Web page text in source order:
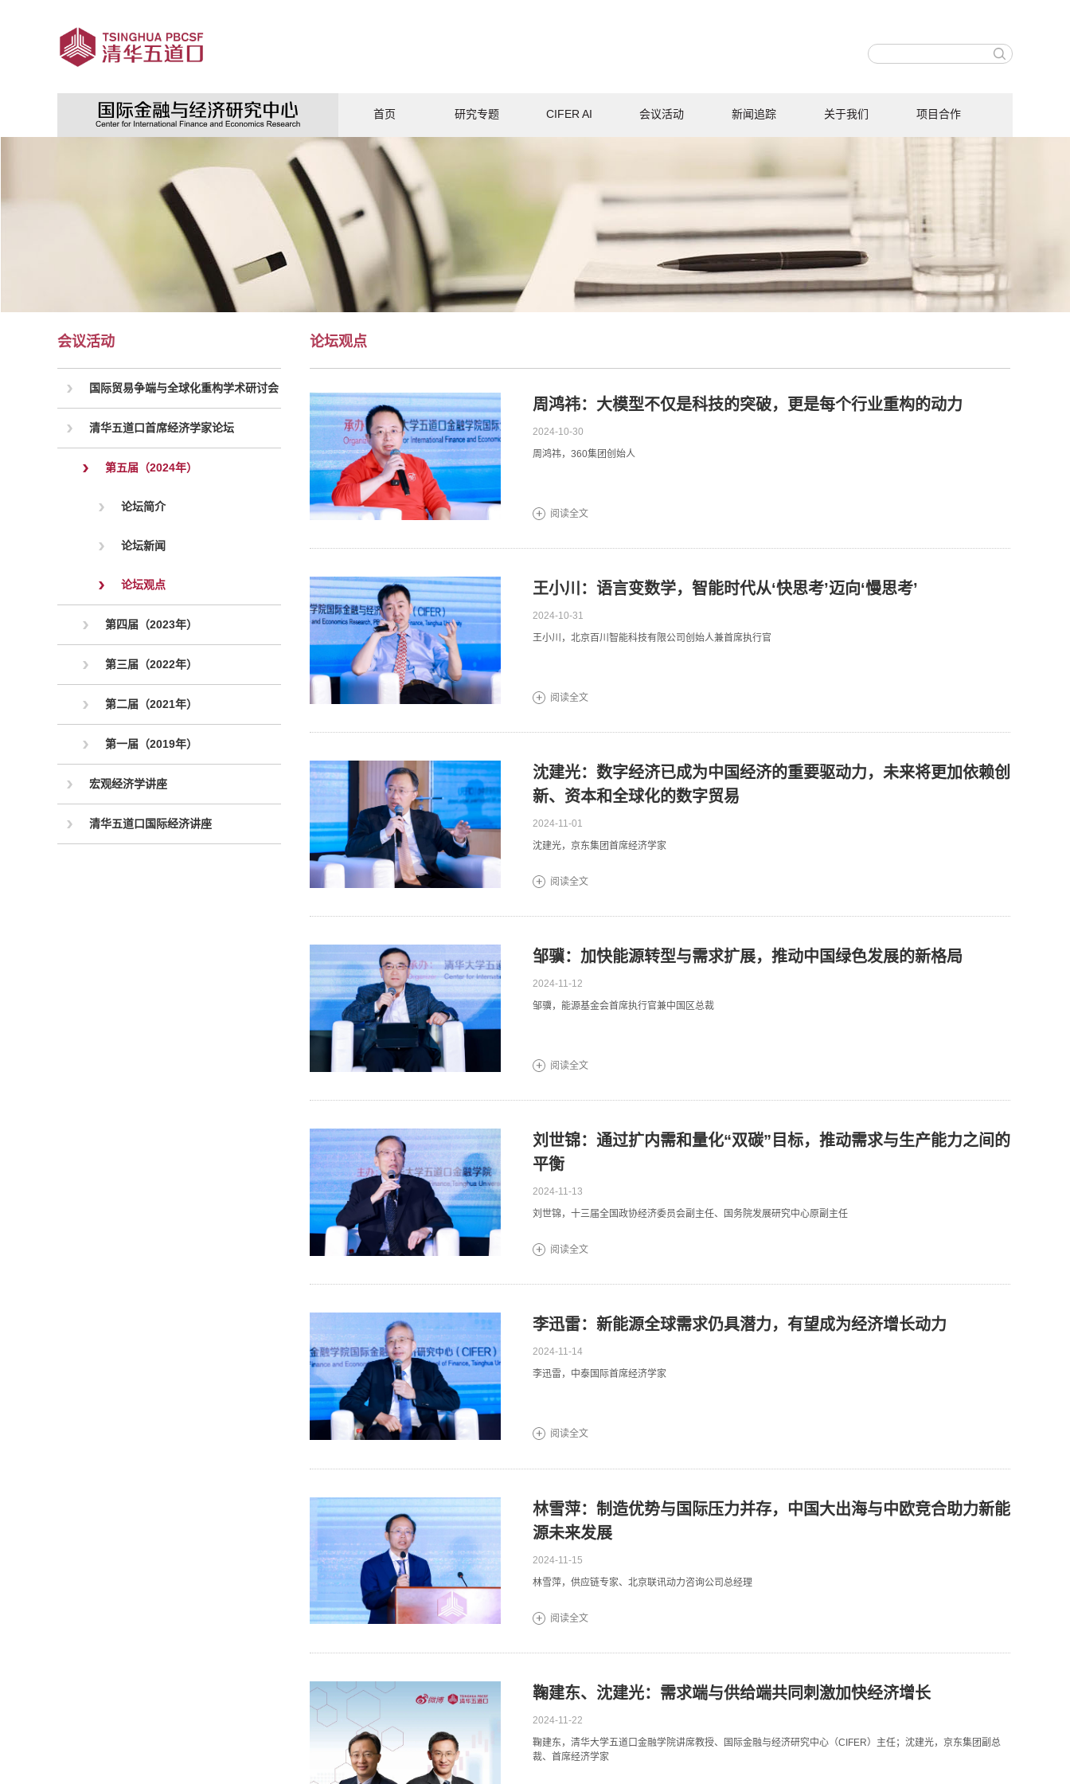
首页 研究专题 CIFER AI 会议活动 新闻追踪 关于我们 项目合作
会议活动
国际贸易争端与全球化重构学术研讨会
清华五道口首席经济学家论坛
第五届（2024年）
论坛简介
论坛新闻
论坛观点
第四届（2023年）
第三届（2022年）
第二届（2021年）
第一届（2019年）
宏观经济学讲座
清华五道口国际经济讲座
论坛观点
周鸿祎：大模型不仅是科技的突破，更是每个行业重构的动力
2024-10-30
周鸿祎，360集团创始人
阅读全文
王小川：语言变数学，智能时代从‘快思考’迈向‘慢思考’
2024-10-31
王小川，北京百川智能科技有限公司创始人兼首席执行官
阅读全文
沈建光：数字经济已成为中国经济的重要驱动力，未来将更加依赖创
新、资本和全球化的数字贸易
2024-11-01
沈建光，京东集团首席经济学家
阅读全文
邹骥：加快能源转型与需求扩展，推动中国绿色发展的新格局
2024-11-12
邹骥，能源基金会首席执行官兼中国区总裁
阅读全文
刘世锦：通过扩内需和量化“双碳”目标，推动需求与生产能力之间的
平衡
2024-11-13
刘世锦，十三届全国政协经济委员会副主任、国务院发展研究中心原副主任
阅读全文
李迅雷：新能源全球需求仍具潜力，有望成为经济增长动力
2024-11-14
李迅雷，中泰国际首席经济学家
阅读全文
林雪萍：制造优势与国际压力并存，中国大出海与中欧竞合助力新能
源未来发展
2024-11-15
林雪萍，供应链专家、北京联讯动力咨询公司总经理
阅读全文
鞠建东、沈建光：需求端与供给端共同刺激加快经济增长
2024-11-22
鞠建东，清华大学五道口金融学院讲席教授、国际金融与经济研究中心（CIFER）主任；沈建光，京东集团副总
裁、首席经济学家